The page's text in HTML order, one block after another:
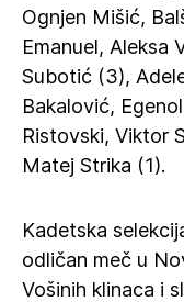
Ognjen Mišić,
Emanuel, Aleksa
Subotić (3),
Bakalović,
Ristovski, Viktor
Matej Strika (1).
Kadetska
odličan meč u
Vošinih klinaca i